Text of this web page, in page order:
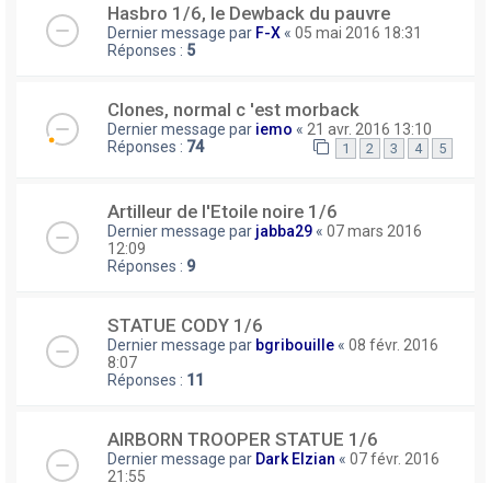
Hasbro 1/6, le Dewback du pauvre
Dernier message par F-X « 05 mai 2016 18:31
Réponses : 5
Clones, normal c 'est morback
Dernier message par iemo « 21 avr. 2016 13:10
Réponses : 74 1 2 3 4 5
Artilleur de l'Etoile noire 1/6
Dernier message par jabba29 « 07 mars 2016
12:09
Réponses : 9
STATUE CODY 1/6
Dernier message par bgribouille « 08 févr. 2016
8:07
Réponses : 11
AIRBORN TROOPER STATUE 1/6
Dernier message par Dark Elzian « 07 févr. 2016
21:55